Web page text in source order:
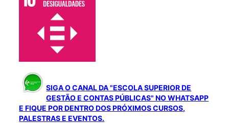
SIGA O CANAL DA "ESCOLA SUPERIOR DE
GESTÃO E CONTAS PÚBLICAS" NO WHATSAPP
E FIQUE POR DENTRO DOS PRÓXIMOS CURSOS,
PALESTRAS E EVENTOS.